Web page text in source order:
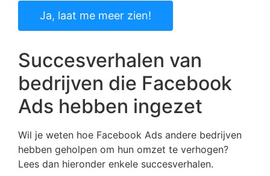
Ja, laat me meer zien!
Succesverhalen van
bedrijven die Facebook
Ads hebben ingezet
Wil je weten hoe Facebook Ads andere bedrijven
hebben geholpen om hun omzet te verhogen?
Lees dan hieronder enkele succesverhalen.